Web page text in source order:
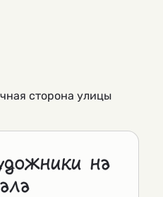
сторона улицы
на